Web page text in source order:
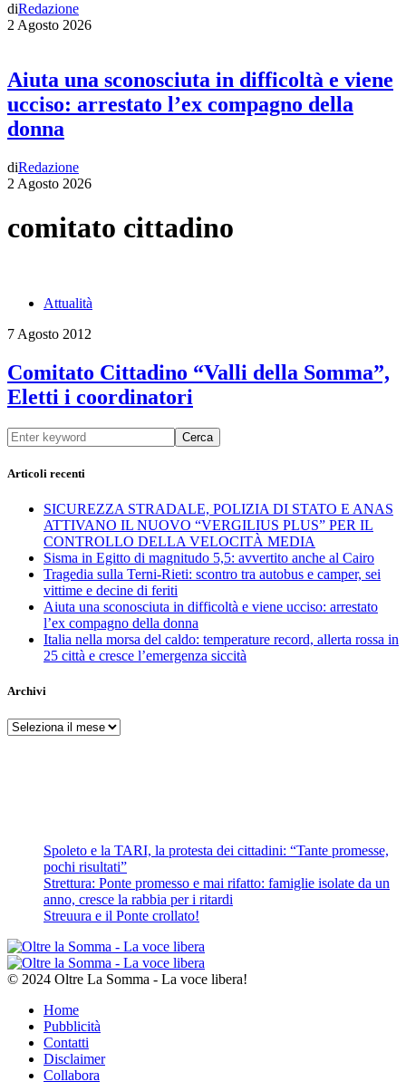
diRedazione
2 Agosto 2026
Aiuta una sconosciuta in difficoltà e viene
ucciso: arrestato l’ex compagno della
donna
diRedazione
2 Agosto 2026
comitato cittadino
Attualità
7 Agosto 2012
Comitato Cittadino “Valli della Somma”,
Eletti i coordinatori
Cerca
Articoli recenti
SICUREZZA STRADALE, POLIZIA DI STATO E ANAS
ATTIVANO IL NUOVO “VERGILIUS PLUS” PER IL
CONTROLLO DELLA VELOCITÀ MEDIA
Sisma in Egitto di magnitudo 5,5: avvertito anche al Cairo
Tragedia sulla Terni-Rieti: scontro tra autobus e camper, sei
vittime e decine di feriti
Aiuta una sconosciuta in difficoltà e viene ucciso: arrestato
l’ex compagno della donna
Italia nella morsa del caldo: temperature record, allerta rossa in
25 città e cresce l’emergenza siccità
Archivi
Archivi
Spoleto e la TARI, la protesta dei cittadini: “Tante promesse,
pochi risultati”
Strettura: Ponte promesso e mai rifatto: famiglie isolate da un
anno, cresce la rabbia per i ritardi
Streuura e il Ponte crollato!
© 2024 Oltre La Somma - La voce libera!
Home
Pubblicità
Contatti
Disclaimer
Collabora